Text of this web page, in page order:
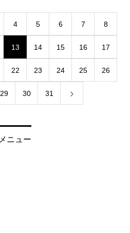
4 5 6 7 8
13 14 15 16 17
22 23 24 25 26
29 30 31
メニュー